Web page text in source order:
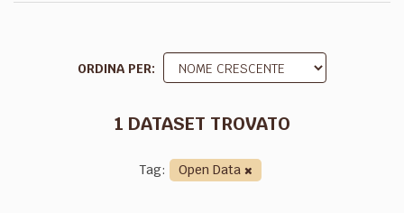
ORDINA PER
1 DATASET TROVATO
Tag: Open Data